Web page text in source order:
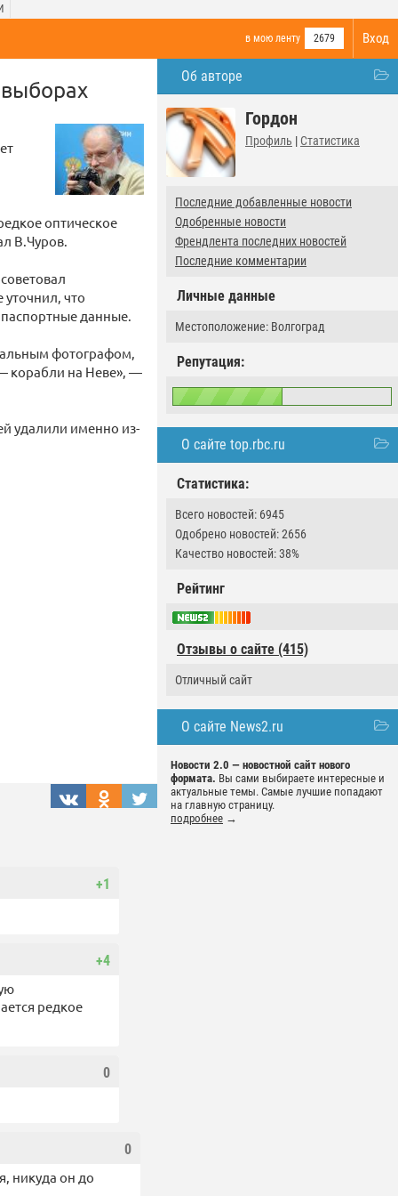
Вход
в мою ленту 2679
Об авторе
Гордон
Профиль | Статистика
Последние добавленные новости
Одобренные новости
Френдлента последних новостей
Последние комментарии
Личные данные
Местоположение: Волгоград
Репутация:
О сайте top.rbc.ru
Статистика:
Всего новостей: 6945
Одобрено новостей: 2656
Качество новостей: 38%
Рейтинг
Отзывы о сайте (415)
Отличный сайт
О сайте News2.ru
Новости 2.0 — новостной сайт нового
формата. Вы сами выбираете интересные и
актуальные темы. Самые лучшие попадают
на главную страницу.
подробнее →
оптическое
В.Чуров.
что
данные.
фотографом,
— корабли на Неве», —
удалили именно из-
+1
+4
редкое
0
0
никуда он до